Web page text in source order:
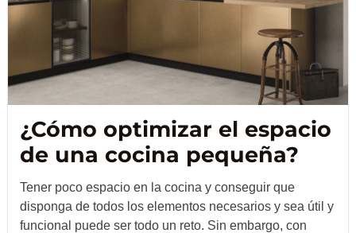
¿Cómo optimizar el espacio
de una cocina pequeña?
Tener poco espacio en la cocina y conseguir que
disponga de todos los elementos necesarios y sea útil y
funcional puede ser todo un reto. Sin embargo, con